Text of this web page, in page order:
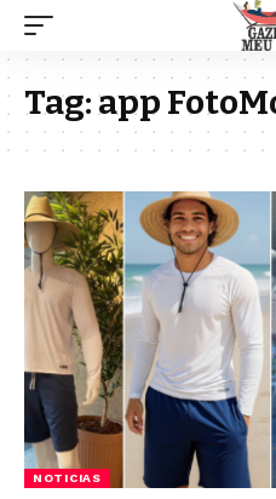
Tag:app
NOTICIAS